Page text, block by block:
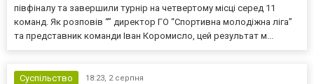
півфіналу та завершили турнір на четвертому місці серед 11
команд. Як розповів “” директор ГО “Спортивна молодіжна ліга”
та представник команди Іван Коромисло, цей результат м...
Суспільство 18:23, 2 серпня